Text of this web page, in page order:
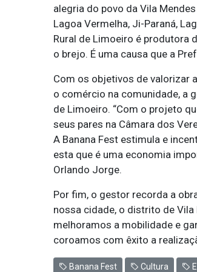
alegria do povo da Vila
Lagoa Vermelha, Ji-Paraná,
Rural de Limoeiro é produtora
o brejo. É uma causa que a
Com os objetivos de valorizar
o comércio na comunidade, a
de Limoeiro. “Com o projeto
seus pares na Câmara dos
A Banana Fest estimula e
esta que é uma economia
Orlando Jorge.
Por fim, o gestor recorda a
nossa cidade, o distrito de
melhoramos a mobilidade e
coroamos com êxito a
Banana Fest Cultura